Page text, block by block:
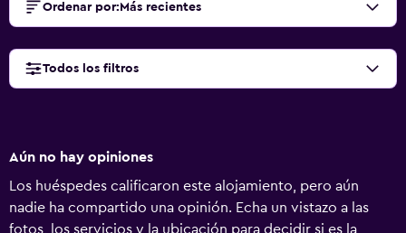
Ordenar por: Más recientes
Todos los filtros
Aún no hay opiniones
Los huéspedes calificaron este alojamiento, pero aún
nadie ha compartido una opinión. Echa un vistazo a las
fotos, los servicios y la ubicación para decidir si es la